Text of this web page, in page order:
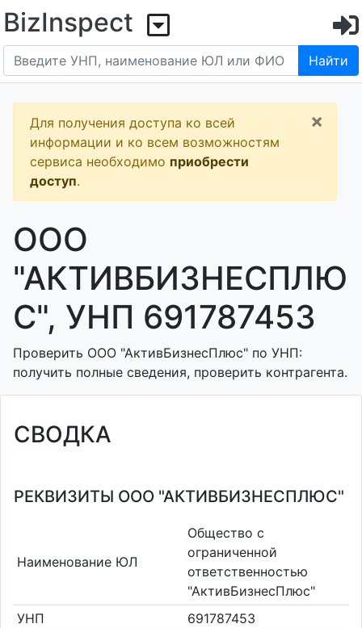
BizInspect
Найти
Для получения доступа ко всей
информации и ко всем возможностям
сервиса необходимо приобрести
доступ.
×
ООО
"АКТИВБИЗНЕСПЛЮ
С", УНП 691787453
Проверить ООО "АктивБизнесПлюс" по УНП:
получить полные сведения, проверить контрагента.
СВОДКА
РЕКВИЗИТЫ ООО "АКТИВБИЗНЕСПЛЮС"
Наименование ЮЛ
Общество с
ограниченной
ответственностью
"АктивБизнесПлюс"
УНП
691787453